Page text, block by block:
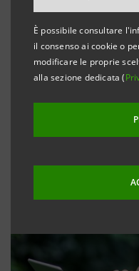
È possibile consultare
il consenso ai cookie o
modificare le proprie
alla sezione dedicata (